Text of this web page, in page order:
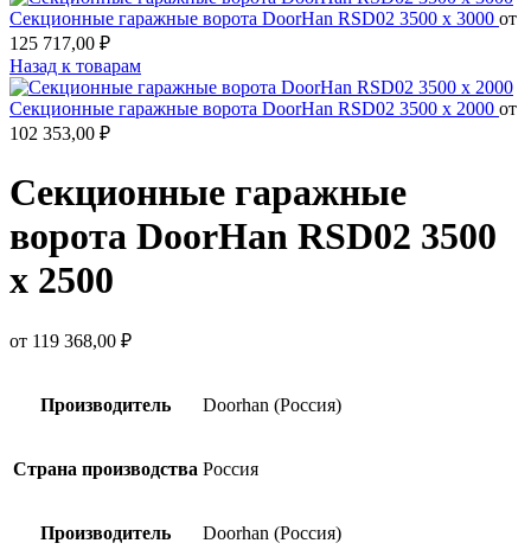
Секционные гаражные ворота DoorHan RSD02 3500 х 3000 от
125 717,00 ₽
Назад к товарам
Секционные гаражные ворота DoorHan RSD02 3500 х 2000 от
102 353,00 ₽
Секционные гаражные
ворота DoorHan RSD02 3500
х 2500
от 119 368,00 ₽
Производитель Doorhan (Россия)
Страна производства Россия
Производитель Doorhan (Россия)